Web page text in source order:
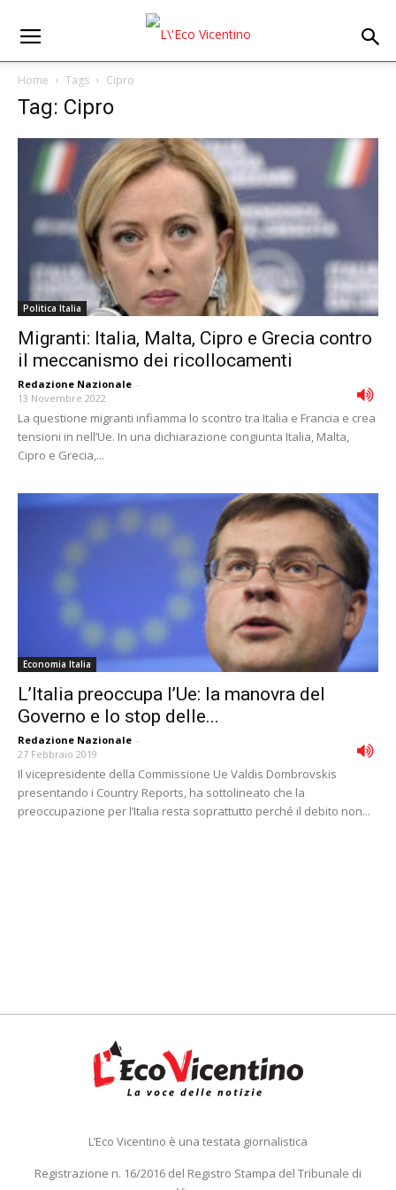
Home Tags Cipro
Tag: Cipro
Politica Italia
Migranti: Italia, Malta, Cipro e Grecia contro
il meccanismo dei ricollocamenti
Redazione Nazionale -
13 Novembre 2022
La questione migranti infiamma lo scontro tra Italia e Francia e crea
tensioni in nell’Ue. In una dichiarazione congiunta Italia, Malta,
Cipro e Grecia,...
Economia Italia
L’Italia preoccupa l’Ue: la manovra del
Governo e lo stop delle...
Redazione Nazionale -
27 Febbraio 2019
Il vicepresidente della Commissione Ue Valdis Dombrovskis
presentando i Country Reports, ha sottolineato che la
preoccupazione per l’Italia resta soprattutto perché il debito non...
L’Eco Vicentino è una testata giornalistica
Registrazione n. 16/2016 del Registro Stampa del Tribunale di